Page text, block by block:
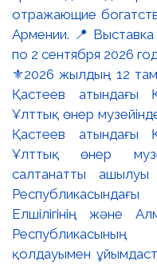
⚜️2026 жылдың 12
Қастеев атындағы
Ұлттық өнер
Қастеев атындағы
Ұлттық өнер
салтанатты
Елшілігінің және
Республикасының
қолдауымен